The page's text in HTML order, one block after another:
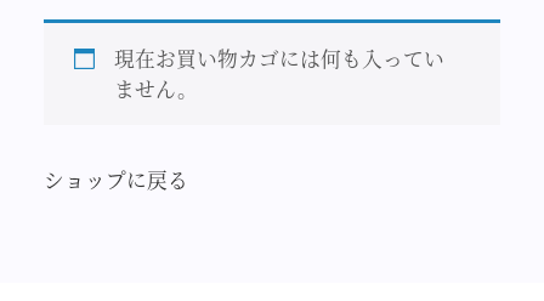
現在お買い物カゴには何も入ってい
ません。
ショップに戻る